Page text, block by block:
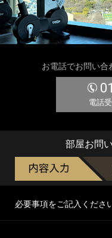
お電話でお問い合
電話
部屋お問
必要事項をご記入くださ